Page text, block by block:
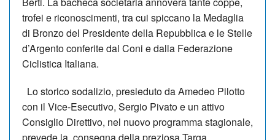
trofei e riconoscimenti, tra cui spiccano la Medaglia
di Bronzo del Presidente della Repubblica e le Stelle
d’Argento conferite dal Coni e dalla Federazione
Ciclistica Italiana.
Lo storico sodalizio, presieduto da Amedeo Pilotto
con il Vice-Esecutivo, Sergio Pivato e un attivo
Consiglio Direttivo, nel nuovo programma stagionale,
prevede la consegna della preziosa Targa